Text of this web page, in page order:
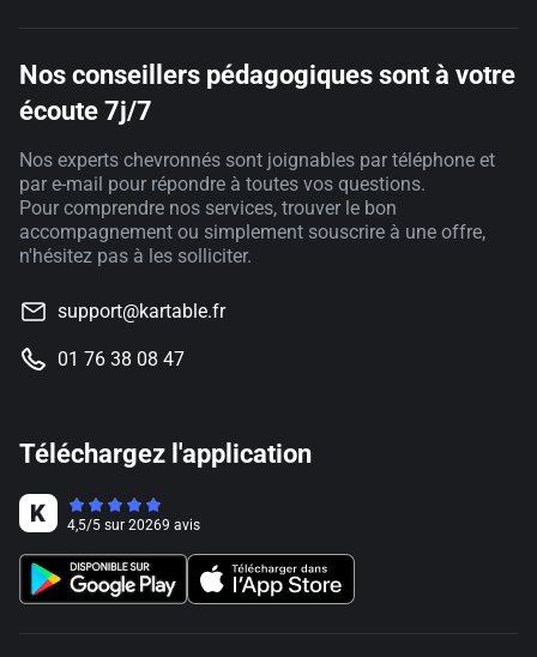
Nos conseillers pédagogiques sont à votre
écoute 7j/7
Nos experts chevronnés sont joignables par téléphone et
par e-mail pour répondre à toutes vos questions.
Pour comprendre nos services, trouver le bon
accompagnement ou simplement souscrire à une offre,
n'hésitez pas à les solliciter.
support@kartable.fr
01 76 38 08 47
Téléchargez l'application
4,5/5 sur 20269 avis